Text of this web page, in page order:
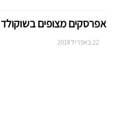
אפרסקים מצופים בשוקולד
22 באפריל 2018